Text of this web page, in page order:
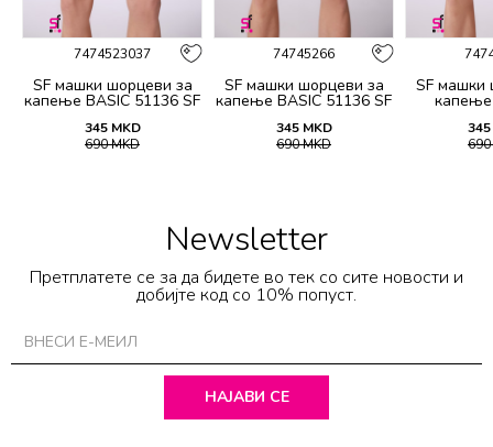
7474523037
SF машки шорцеви за
капење BASIC 51136 SF
345 MKD
690MKD
74745266
SF машки шорцеви за
капење BASIC 51136 SF
345 MKD
690MKD
SF машки
345
690
Newsletter
Претплатете се за да бидете во тек со сите новости и
добијте код со 10% попуст.
НАЈАВИ СЕ